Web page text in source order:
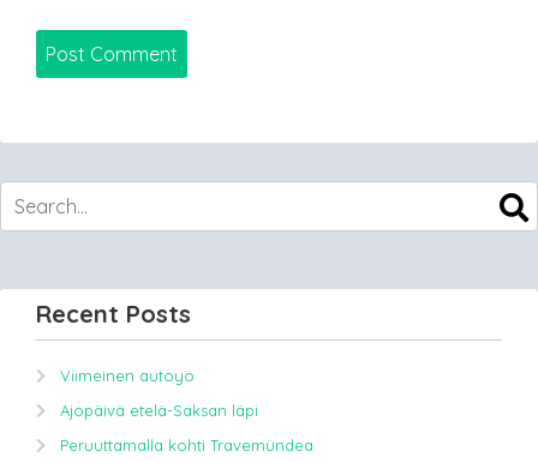
Recent Posts
Viimeinen autoyö
Ajopäivä etelä-Saksan läpi
Peruuttamalla kohti Travemündea